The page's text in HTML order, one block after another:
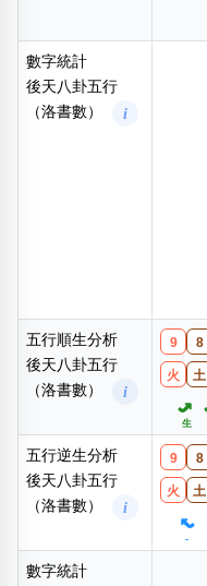
數字統計
後天八卦五行
（洛書數）
i
五行順生分析
後天八卦五行
（洛書數）
i
9 8
火 土
生
五行逆生分析
後天八卦五行
（洛書數）
i
9 8
火 土
-
數字統計